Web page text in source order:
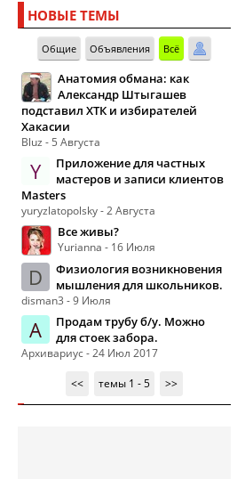
НОВЫЕ ТЕМЫ
Общие Объявления Всё
Анатомия обмана: как
Александр Штыгашев
подставил ХТК и избирателей
Хакасии
Bluz - 5 Августа
Y
Приложение для частных
мастеров и записи клиентов
Masters
yuryzlatopolsky - 2 Августа
Все живы?
Yurianna - 16 Июля
D
Физиология возникновения
мышления для школьников.
disman3 - 9 Июля
А
Продам трубу б/у. Можно
для стоек забора.
Архивариус - 24 Июл 2017
<<
темы 1 - 5 >>